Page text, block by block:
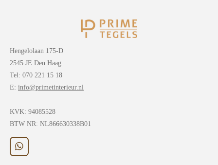
Hengelolaan 175-D
2545 JE Den Haag
Tel: 070 221 15 18
E: info@primetinterieur.nl
KVK: 94085528
BTW NR: NL866630338B01
W
h